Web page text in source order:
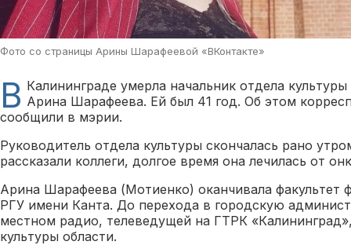
Фото со страницы Арины Шарафеевой «ВКонтакте»
В Калининграде умерла начальник отдела
Арина Шарафеева. Ей был 41 год. Об этом
сообщили в мэрии.
Руководитель отдела культуры скончалась рано
рассказали коллеги, долгое время она лечилась от
Арина Шарафеева (Мотиенко) оканчивала факультет
РГУ имени Канта. До перехода в городскую
местном радио, телеведущей на ГТРК
культуры области.